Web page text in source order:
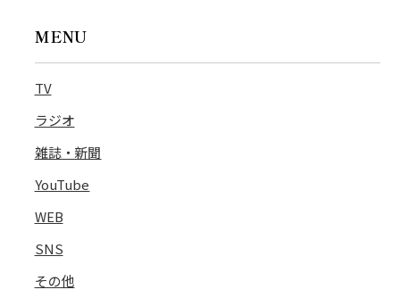
MENU
TV
ラジオ
雑誌・新聞
YouTube
WEB
SNS
その他